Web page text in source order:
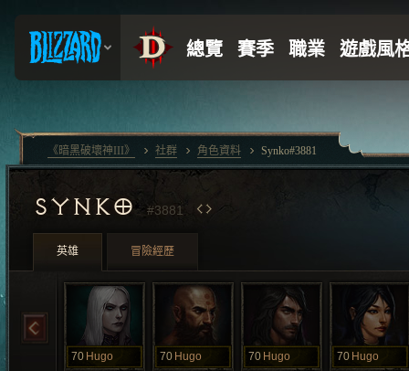
SYNKO #3881
英雄 冒險經歷
70 Hugo 70 Hugo 70 Hugo 70 Hugo
《暗黑破壞神III》 社群 角色資料 Synko#3881